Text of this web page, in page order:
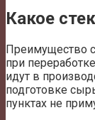
Какое
Преимущество
при
идут в
подготовке
пунктах не